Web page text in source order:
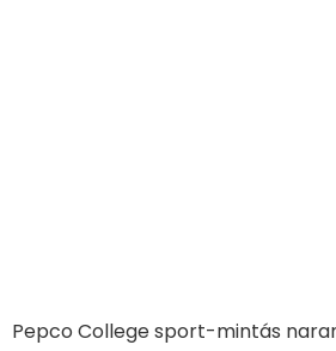
Pepco College sport-mintás